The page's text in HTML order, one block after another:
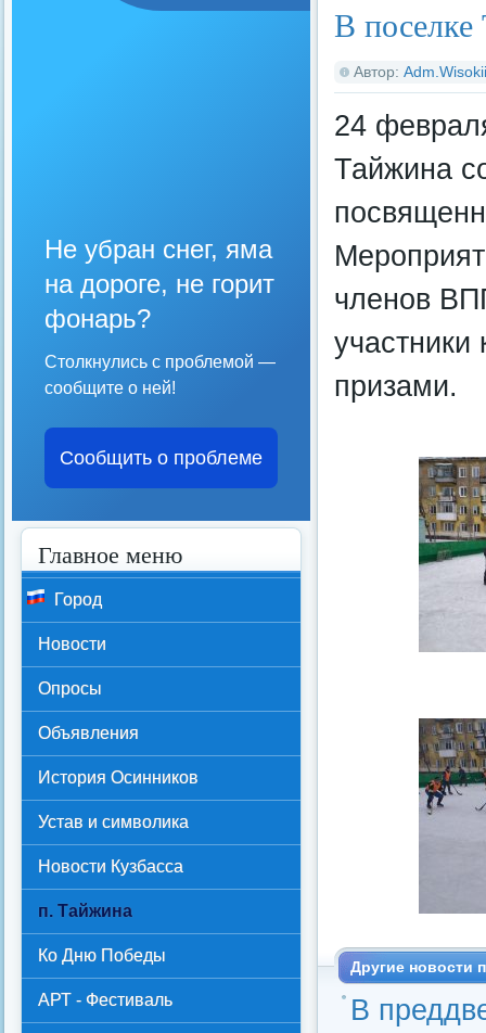
В поселке
Автор: Adm.Wisokii
24
Тайжина
членов
призами.
Другие новости
В
Не убран снег, яма
на дороге, не горит
фонарь?
Столкнулись с проблемой —
сообщите о ней!
Сообщить о проблеме
Главное меню
Город
Новости
Опросы
Объявления
История Осинников
Устав и символика
Новости Кузбасса
п. Тайжина
Ко Дню Победы
АРТ - Фестиваль